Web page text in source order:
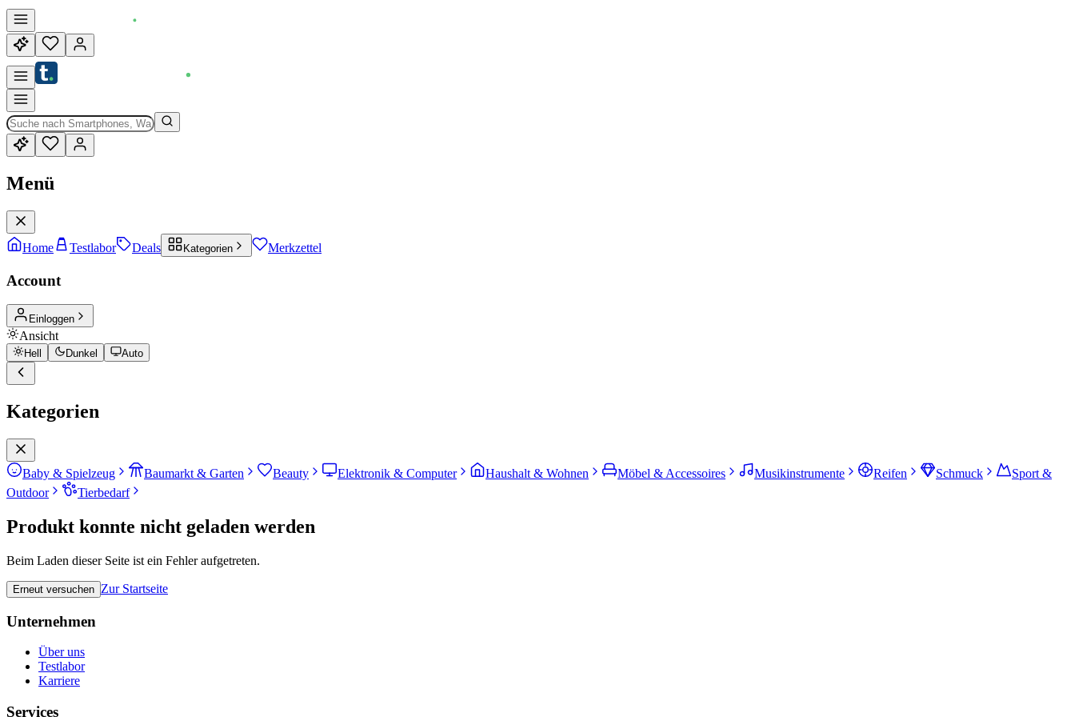
Menü
Home Testlabor Deals Kategorien Merkzettel
Account
Einloggen
Ansicht
Hell Dunkel Auto
Kategorien
Baby & Spielzeug Baumarkt & Garten Beauty Elektronik & Computer Haushalt & Wohnen Möbel & Accessoires Musikinstrumente Reifen Schmuck
Sport &
Outdoor
Tierbedarf
Produkt konnte nicht geladen werden
Beim Laden dieser Seite ist ein Fehler aufgetreten.
Erneut versuchen Zur Startseite
Unternehmen
Über uns
Testlabor
Karriere
Services